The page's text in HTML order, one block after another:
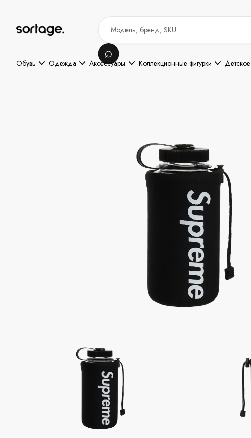
Обувь Одежда Аксессуары Коллекционные фигурки Детское